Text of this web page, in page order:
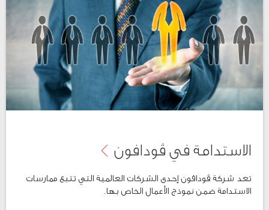
الاستدامة في ڤودافون
تعد شركة ڤودافون إحدى الشركات العالمية التي تتبع ممارسات
الاستدامة ضمن نموذج الأعمال الخاص بها.